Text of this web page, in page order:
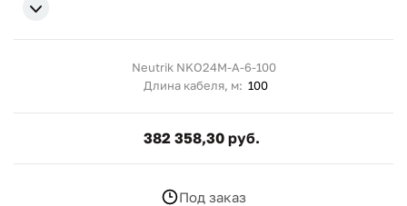
Neutrik NKO24M-A-6-100
Длина кабеля, м: 100
382 358,30 руб.
Под заказ